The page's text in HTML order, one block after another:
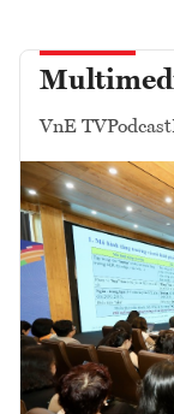
VnE TVPodcast